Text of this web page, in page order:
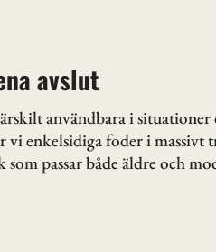
avslut
användbara i
enkelsidiga foder i
passar både äldre och